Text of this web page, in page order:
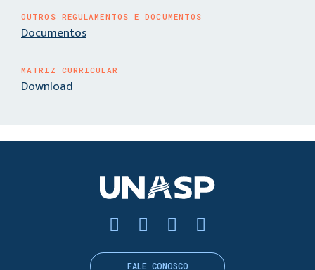
OUTROS REGULAMENTOS E DOCUMENTOS
Documentos
MATRIZ CURRICULAR
Download
FALE CONOSCO